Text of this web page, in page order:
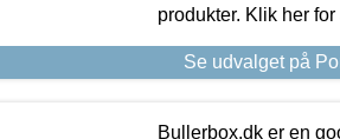
produkter. Klik her
Se udvalget på
Bullerbox.dk er en